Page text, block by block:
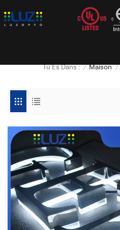
Tu Es Dans : / Maison /